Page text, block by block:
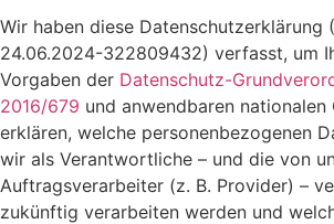
Wir haben diese Datenschutzerklärung
24.06.2024-322809432) verfasst, um
Vorgaben der Datenschutz-
2016/679 und anwendbaren nationalen
erklären, welche personenbezogenen
wir als Verantwortliche – und die von
Auftragsverarbeiter (z. B. Provider) –
zukünftig verarbeiten werden und